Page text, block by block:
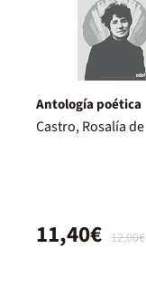
Antología poética
Castro, Rosalía de
12,00€
11,40€